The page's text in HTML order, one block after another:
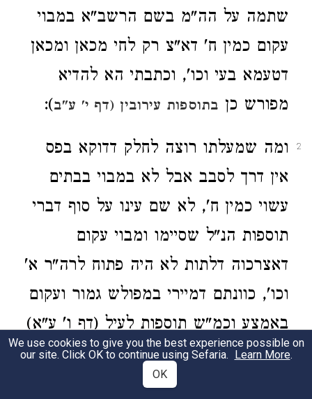
שתמה על הה"מ בשם הרשב"א במבוי
עקום כמין ח' דא"צ רק לחי מכאן ומכאן
דטעמא בעי וכו', וכתבתי הא להדיא
מפורש כן בתוספות עירובין (דף י' ע"ב):
2
ומה שמעלתו רוצה לחלק דדוקא בפס
אין דרך לסבב אבל לא במבוי בבתים
עשוי כמין ח', לא שם עינו על סוף דברי
תוספות הנ"ל שסיימו ומבוי עקום
דאצרכוה דלתות לא היה פתוח לרה"ר א'
וכו', כוונתם דמיירי במפולש גמור ועקום
באמצע וכמ"ש תוספות לעיל (דף ו' ע"א)
הרי להדיא דגם במבוי עקום ס"ל לתו'
דלא הוי כמפולש:
We use cookies to give you the best experience possible on
our site. Click OK to continue using Sefaria. Learn More.
OK